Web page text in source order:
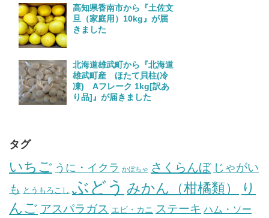
高知県香南市から『土佐文
旦（家庭用）10kg』が届
きました
北海道雄武町から『北海道
雄武町産 ほたて貝柱(冷
凍) Aフレーク 1kg[訳あ
り品]』が届きました
タグ
いちご うに・イクラ かぼちゃ さくらんぼ じゃがい
も とうもろこし ぶどう みかん（柑橘類）
り
んご アスパラガス エビ・カニ ステーキ ハム・ソー